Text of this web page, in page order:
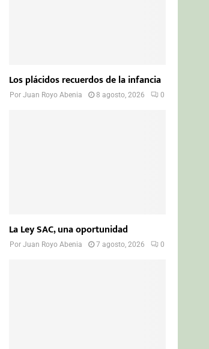
Los plácidos recuerdos de la infancia
PorJuan Royo Abenia 8 agosto, 2026 0
La Ley SAC, una oportunidad
PorJuan Royo Abenia 7 agosto, 2026 0